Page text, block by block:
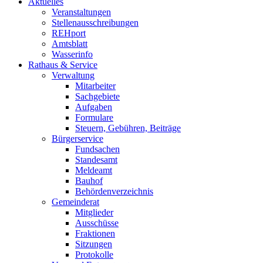
Veranstaltungen
Stellenausschreibungen
REHport
Amtsblatt
Wasserinfo
Rathaus & Service
Verwaltung
Mitarbeiter
Sachgebiete
Aufgaben
Formulare
Steuern, Gebühren, Beiträge
Bürgerservice
Fundsachen
Standesamt
Meldeamt
Bauhof
Behördenverzeichnis
Gemeinderat
Mitglieder
Ausschüsse
Fraktionen
Sitzungen
Protokolle